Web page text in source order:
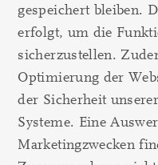
gespeichert bleiben.
erfolgt, um die
sicherzustellen.
Optimierung der
der Sicherheit
Systeme. Eine
Marketingzwecken